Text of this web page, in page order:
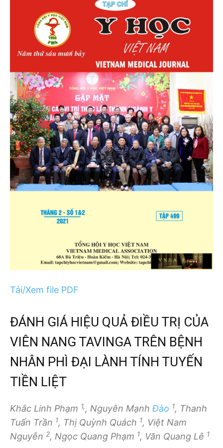
Tải/Xem file PDF
ĐÁNH GIÁ HIỆU QUẢ ĐIỀU TRỊ CỦA
VIÊN NANG TAVINGA TRÊN BỆNH
NHÂN PHÌ ĐẠI LÀNH TÍNH TUYẾN
TIỀN LIỆT
Khắc Linh Phạm 1,, Nguyên Mạnh Đào 1, Thanh
Tuấn Trần 1, Thị Quỳnh Quách 1, Việt Nam
Nguyễn 2, Ngọc Quang Phạm 1, Văn Quang Lê 1